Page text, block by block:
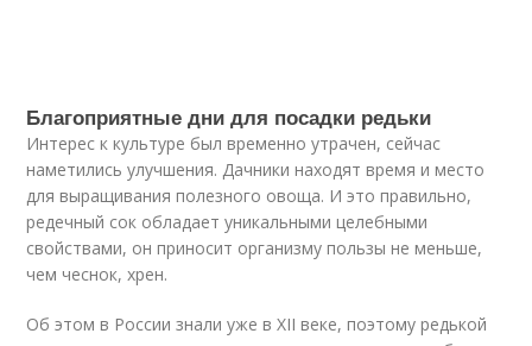
Благоприятные дни для посадки редьки
Интерес к культуре был временно утрачен, сейчас
наметились улучшения. Дачники находят время и место
для выращивания полезного овоща. И это правильно,
редечный сок обладает уникальными целебными
свойствами, он приносит организму пользы не меньше,
чем чеснок, хрен.
Об этом в России знали уже в XII веке, поэтому редькой